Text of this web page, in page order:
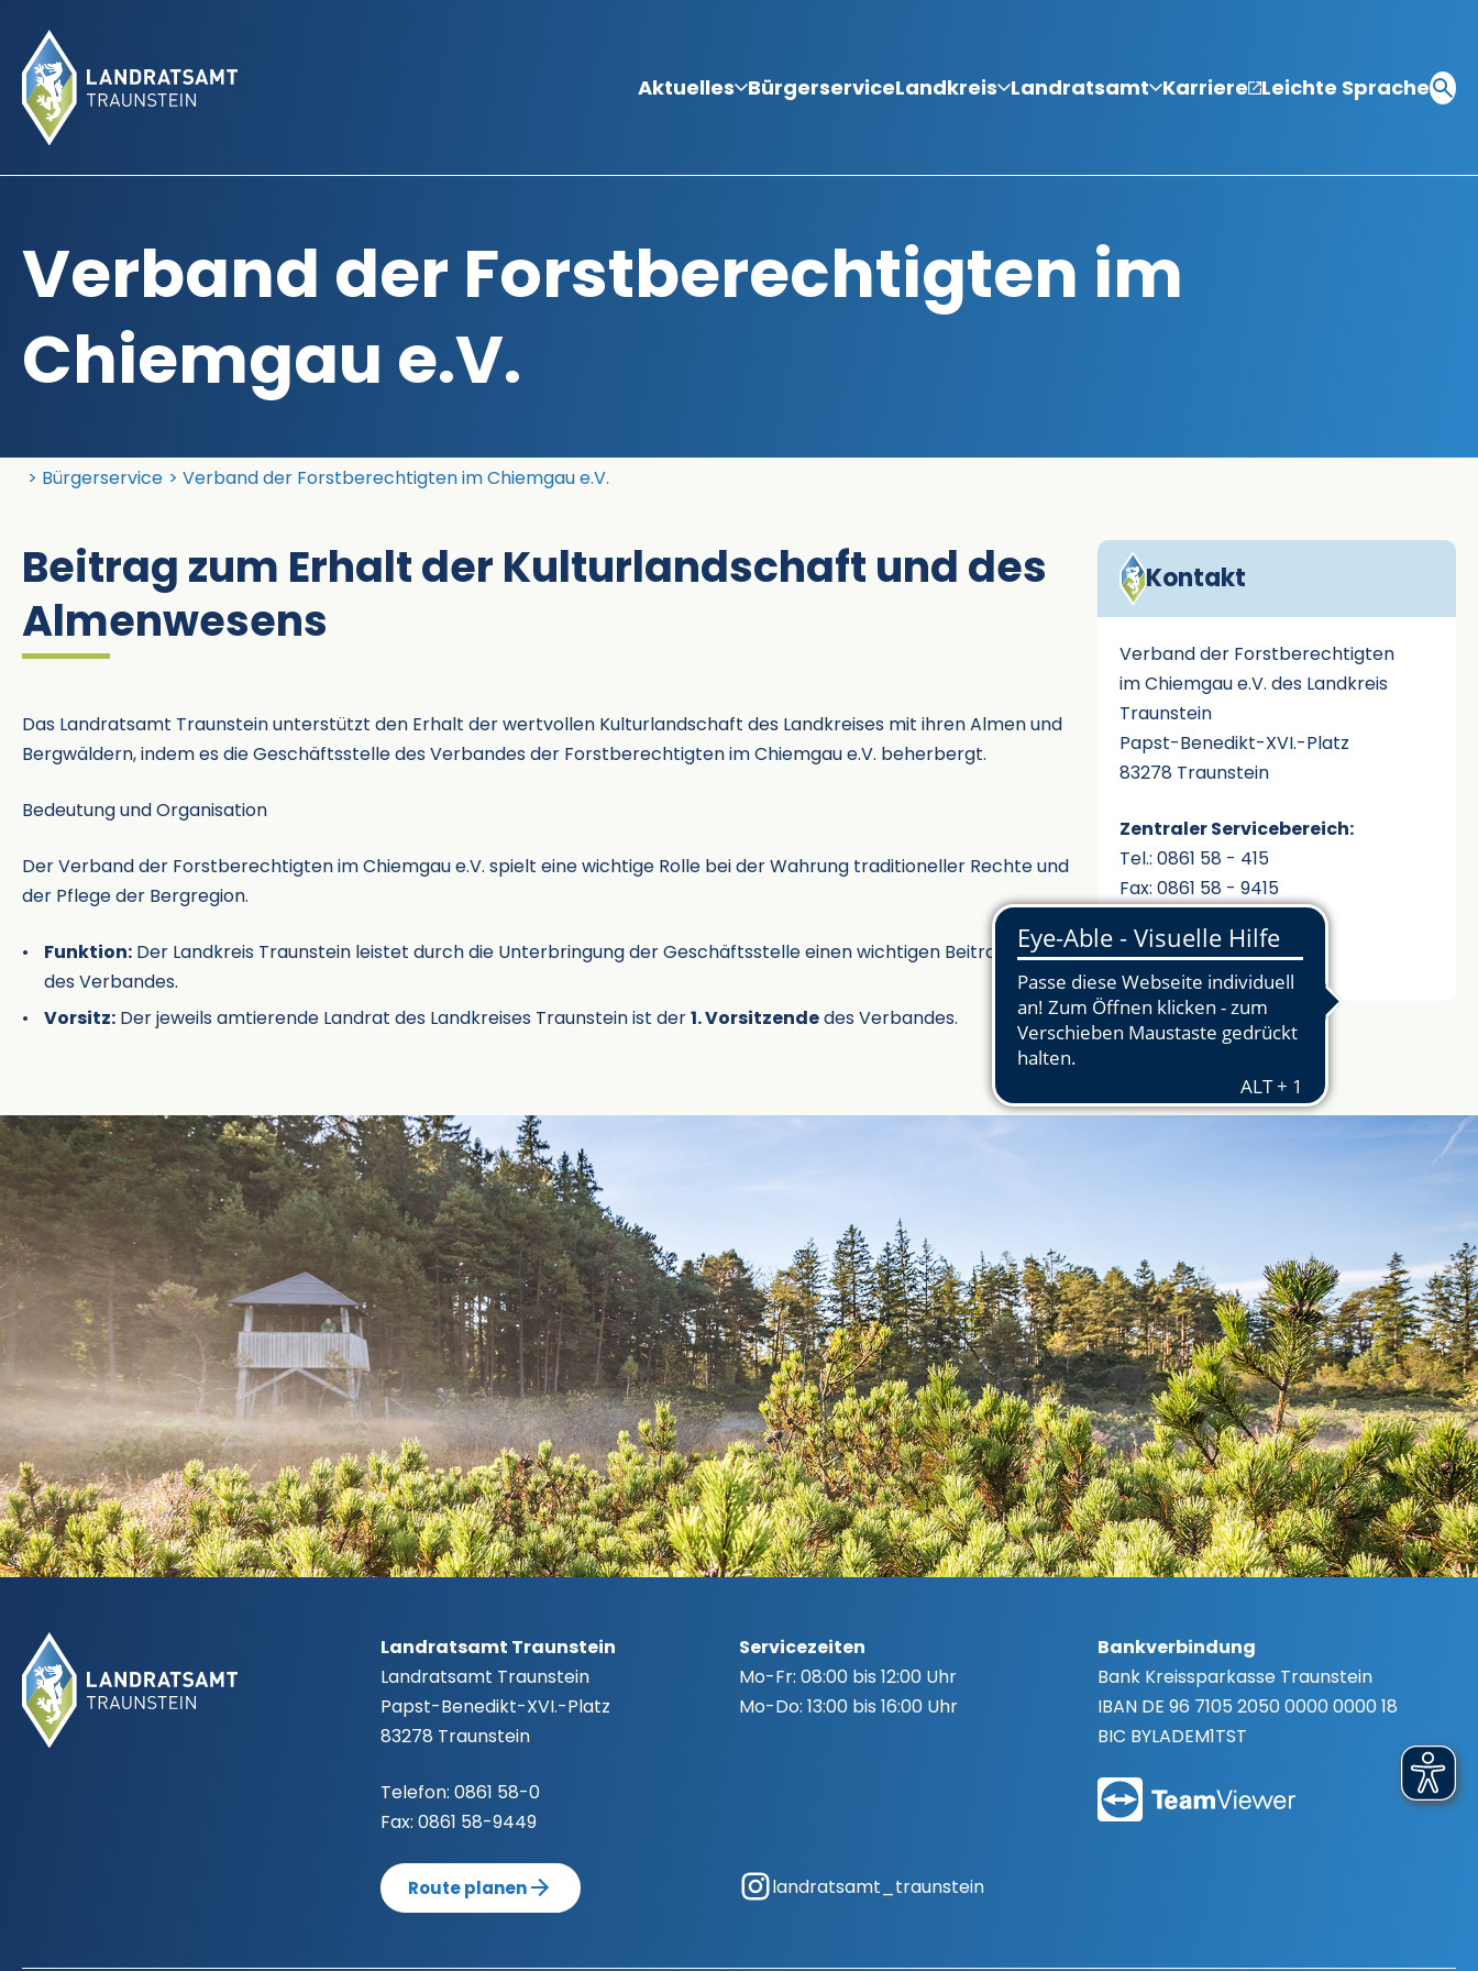
Aktuelles BürgerserviceLandkreis Landratsamt Karriere Leichte Sprache
Verband der Forstberechtigten im
Chiemgau e.V.
Landratsamt Traunstein
Bürgerservice Verband der Forstberechtigten im Chiemgau e.V.
Beitrag zum Erhalt der Kulturlandschaft und des
Almenwesens
Das Landratsamt Traunstein unterstützt den Erhalt der wertvollen Kulturlandschaft des Landkreises mit ihren Almen und
Bergwäldern, indem es die Geschäftsstelle des Verbandes der Forstberechtigten im Chiemgau e.V. beherbergt.
Bedeutung und Organisation
Der Verband der Forstberechtigten im Chiemgau e.V. spielt eine wichtige Rolle bei der Wahrung traditioneller Rechte und
der Pflege der Bergregion.
Funktion: Der Landkreis Traunstein leistet durch die Unterbringung der Geschäftsstelle einen wichtigen Beitrag zur Arbeit
des Verbandes.
Vorsitz: Der jeweils amtierende Landrat des Landkreises Traunstein ist der1. Vorsitzendedes Verbandes.
Kontakt
Verband der Forstberechtigten
im Chiemgau e.V. des Landkreis
Traunstein
Papst-Benedikt-XVI.-Platz
83278 Traunstein
Zentraler Servicebereich:
Tel.: 0861 58 - 415
Fax: 0861 58 - 9415
E-Mail senden
©
Fußbereich
Landratsamt Traunstein
Landratsamt Traunstein
Papst-Benedikt-XVI.-Platz
83278 Traunstein
Telefon: 0861 58-0
Fax: 0861 58-9449
Route planen
Servicezeiten
Mo-Fr: 08:00 bis 12:00 Uhr
Mo-Do: 13:00 bis 16:00 Uhr
landratsamt_traunstein
Bankverbindung
Bank Kreissparkasse Traunstein
IBAN DE 96 7105 2050 0000 0000 18
BIC BYLADEM1TST